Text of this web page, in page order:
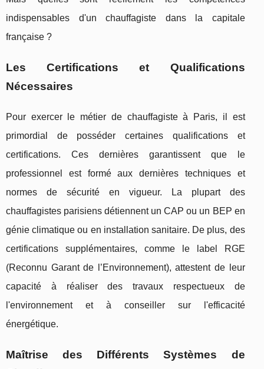
indispensables d'un chauffagiste dans la capitale
française ?
Les Certifications et Qualifications
Nécessaires
Pour exercer le métier de chauffagiste à Paris, il est
primordial de posséder certaines qualifications et
certifications. Ces dernières garantissent que le
professionnel est formé aux dernières techniques et
normes de sécurité en vigueur. La plupart des
chauffagistes parisiens détiennent un CAP ou un BEP en
génie climatique ou en installation sanitaire. De plus, des
certifications supplémentaires, comme le label RGE
(Reconnu Garant de l’Environnement), attestent de leur
capacité à réaliser des travaux respectueux de
l'environnement et à conseiller sur l'efficacité
énergétique.
Maîtrise des Différents Systèmes de